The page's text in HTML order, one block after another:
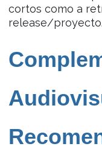
cortos como a
release/proyecto.